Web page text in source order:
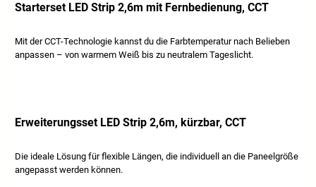
Starterset LED Strip 2,6m mit Fernbedienung, CCT
Mit der CCT-Technologie kannst du die Farbtemperatur nach Belieben
anpassen – von warmem Weiß bis zu neutralem Tageslicht.
Erweiterungsset LED Strip 2,6m, kürzbar, CCT
Die ideale Lösung für flexible Längen, die individuell an die Paneelgröße
angepasst werden können.